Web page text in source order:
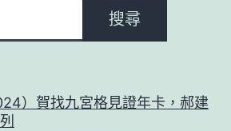
搜尋
）賀找九宮格見證年卡，郝建